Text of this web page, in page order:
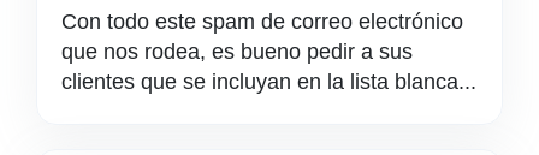
Con todo este spam de correo electrónico
que nos rodea, es bueno pedir a sus
clientes que se incluyan en la lista blanca...